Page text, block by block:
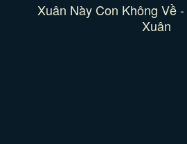
Xuân Này Con Không Về
Xuân